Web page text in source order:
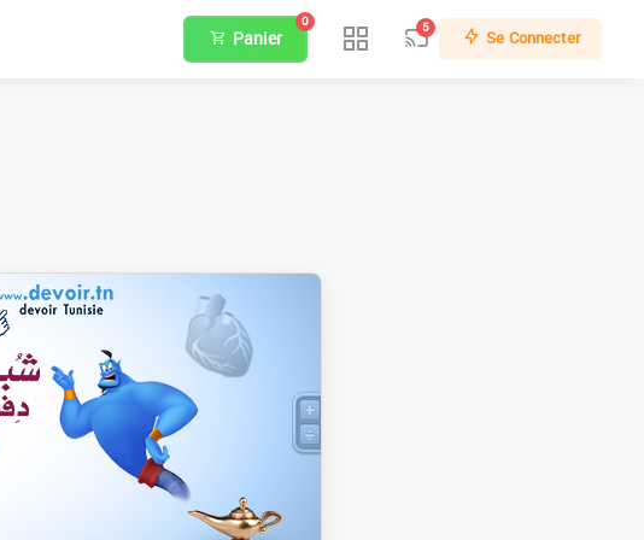
Panier
0 5 Se Connecter